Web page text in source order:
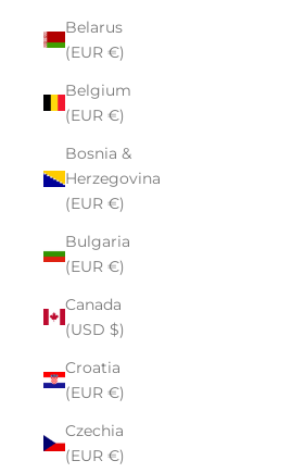
Belarus
(EUR €)
Belgium
(EUR €)
Bosnia &
Herzegovina
(EUR €)
Bulgaria
(EUR €)
Canada
(USD $)
Croatia
(EUR €)
Czechia
(EUR €)